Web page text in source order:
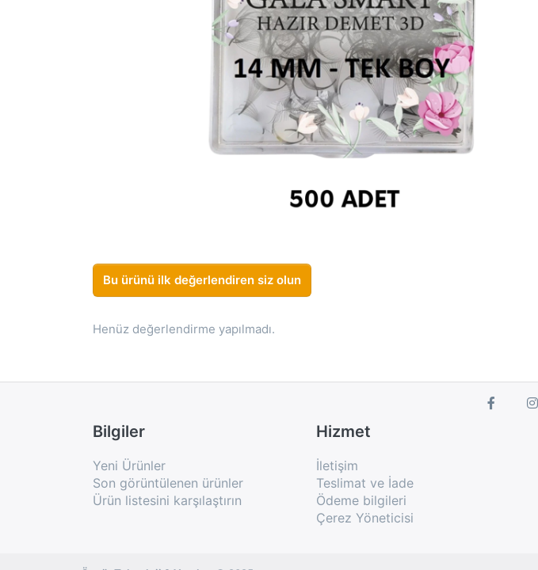
Bu ürünü ilk değerlendiren siz olun
Henüz değerlendirme yapılmadı.
Bilgiler
Yeni Ürünler
Son görüntülenen ürünler
Ürün listesini karşılaştırın
Hizmet
İletişim
Teslimat ve İade
Ödeme bilgileri
Çerez Yöneticisi